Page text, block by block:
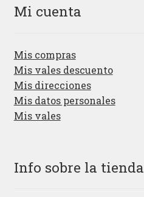
Mi cuenta
Mis compras
Mis vales descuento
Mis direcciones
Mis datos personales
Mis vales
Info sobre la tienda